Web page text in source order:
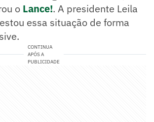
o Lance!. A presidente Leila
essa situação de forma
CONTINUA
APÓS A
PUBLICIDADE